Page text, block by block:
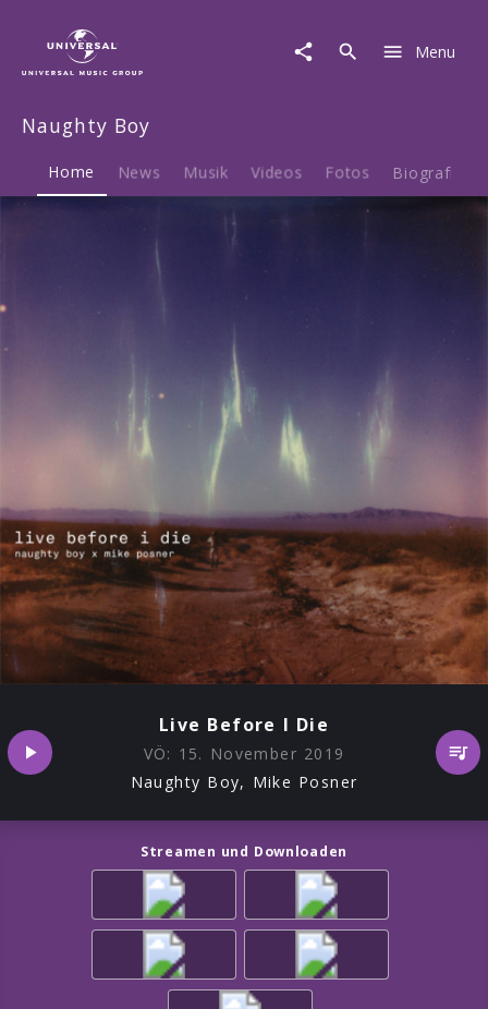
Musik
Merch
Menu
Naughty Boy
Home News Musik Videos Fotos Biografie
Live Before I Die
VÖ: 15. November 2019
Naughty Boy, Mike Posner
Streamen und Downloaden